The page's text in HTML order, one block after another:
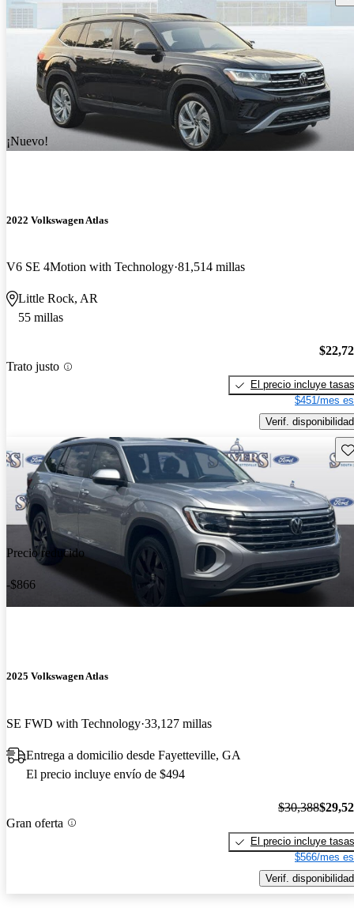
¡Nuevo!
2022 Volkswagen Atlas
V6 SE 4Motion with Technology 81,514 millas
Little Rock, AR
55 millas
Trato justo
El precio incluye tasas
$451/mes
Verif. disponibilidad
Precio reducido
-$866
2025 Volkswagen Atlas
SE FWD with Technology 33,127 millas
Entrega a domicilio desde Fayetteville, GA
El precio incluye envío de $494
Gran oferta
$30,388
El precio incluye tasas
$566/mes
Verif. disponibilidad